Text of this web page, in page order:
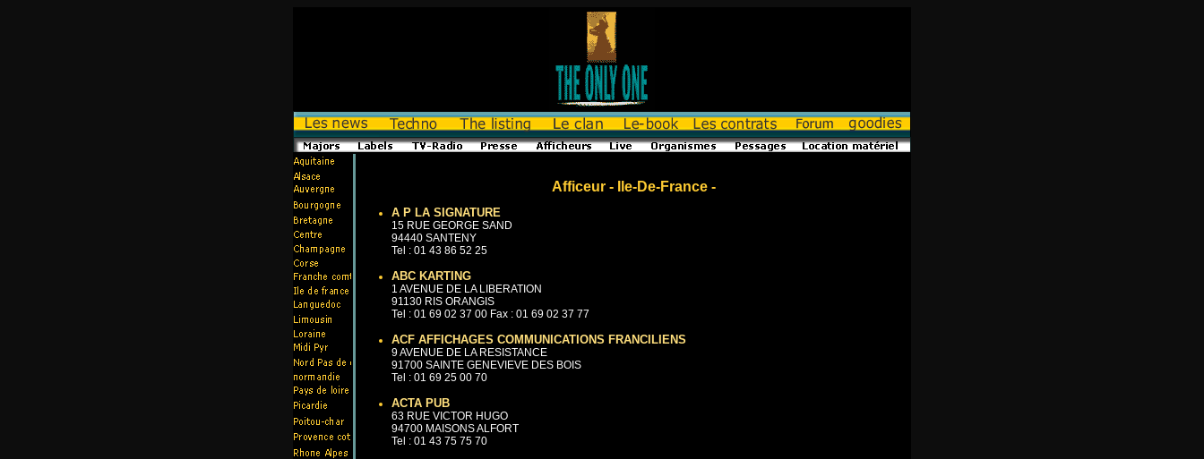
Afficeur - Ile-De-France -
A P LA SIGNATURE
15 RUE GEORGE SAND
94440 SANTENY
Tel : 01 43 86 52 25
ABC KARTING
1 AVENUE DE LA LIBERATION
91130 RIS ORANGIS
Tel : 01 69 02 37 00 Fax : 01 69 02 37 77
ACF AFFICHAGES COMMUNICATIONS FRANCILIENS
9 AVENUE DE LA RESISTANCE
91700 SAINTE GENEVIEVE DES BOIS
Tel : 01 69 25 00 70
ACTA PUB
63 RUE VICTOR HUGO
94700 MAISONS ALFORT
Tel : 01 43 75 75 70